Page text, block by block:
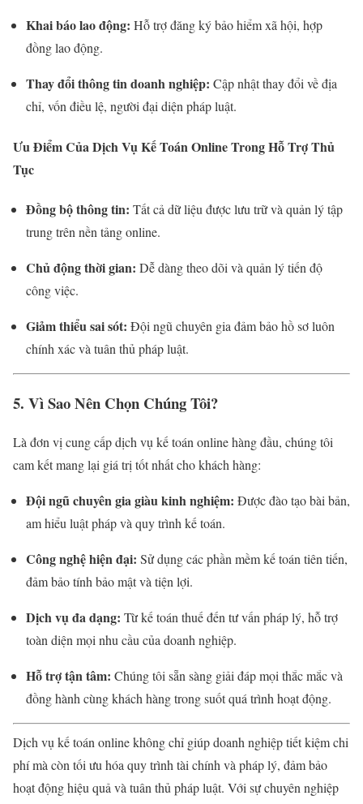
Khai báo lao động: Hỗ trợ đăng ký bảo hiểm xã hội, hợp
đồng lao động.
Thay đổi thông tin doanh nghiệp: Cập nhật thay đổi về địa
chỉ, vốn điều lệ, người đại diện pháp luật.
Ưu Điểm Của Dịch Vụ Kế Toán Online Trong Hỗ Trợ Thủ
Tục
Đồng bộ thông tin: Tất cả dữ liệu được lưu trữ và quản lý tập
trung trên nền tảng online.
Chủ động thời gian: Dễ dàng theo dõi và quản lý tiến độ
công việc.
Giảm thiểu sai sót: Đội ngũ chuyên gia đảm bảo hồ sơ luôn
chính xác và tuân thủ pháp luật.
5. Vì Sao Nên Chọn Chúng Tôi?
Là đơn vị cung cấp dịch vụ kế toán online hàng đầu, chúng tôi
cam kết mang lại giá trị tốt nhất cho khách hàng:
Đội ngũ chuyên gia giàu kinh nghiệm: Được đào tạo bài bản,
am hiểu luật pháp và quy trình kế toán.
Công nghệ hiện đại: Sử dụng các phần mềm kế toán tiên tiến,
đảm bảo tính bảo mật và tiện lợi.
Dịch vụ đa dạng: Từ kế toán thuế đến tư vấn pháp lý, hỗ trợ
toàn diện mọi nhu cầu của doanh nghiệp.
Hỗ trợ tận tâm: Chúng tôi sẵn sàng giải đáp mọi thắc mắc và
đồng hành cùng khách hàng trong suốt quá trình hoạt động.
Dịch vụ kế toán online không chỉ giúp doanh nghiệp tiết kiệm chi
phí mà còn tối ưu hóa quy trình tài chính và pháp lý, đảm bảo
hoạt động hiệu quả và tuân thủ pháp luật. Với sự chuyên nghiệp